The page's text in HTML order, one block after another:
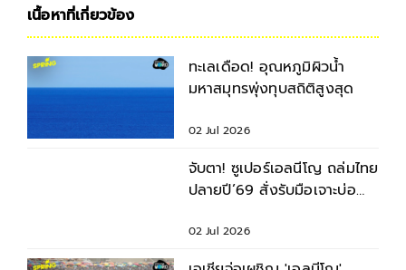
เนื้อหาที่เกี่ยวข้อง
ทะเลเดือด! อุณหภูมิผิวน้ำ
มหาสมุทรพุ่งทุบสถิติสูงสุด
02 Jul 2026
จับตา! ซูเปอร์เอลนีโญ ถล่มไทย
ปลายปี’69 สั่งรับมือเจาะบ่อ
02 Jul 2026